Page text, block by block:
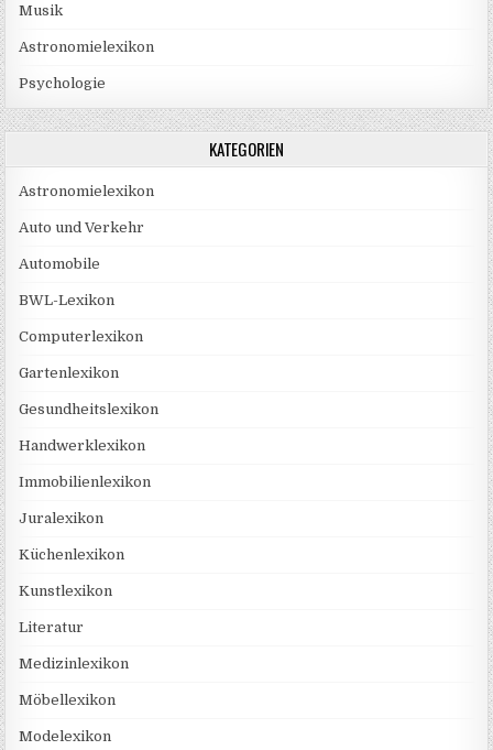
Musik
Astronomielexikon
Psychologie
KATEGORIEN
Astronomielexikon
Auto und Verkehr
Automobile
BWL-Lexikon
Computerlexikon
Gartenlexikon
Gesundheitslexikon
Handwerklexikon
Immobilienlexikon
Juralexikon
Küchenlexikon
Kunstlexikon
Literatur
Medizinlexikon
Möbellexikon
Modelexikon